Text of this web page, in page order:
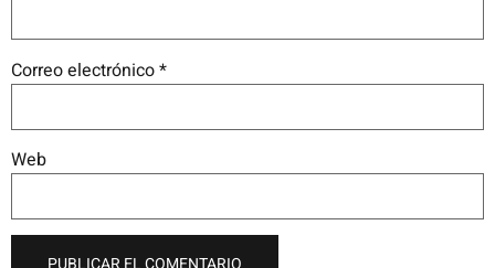
Correo electrónico*
Web